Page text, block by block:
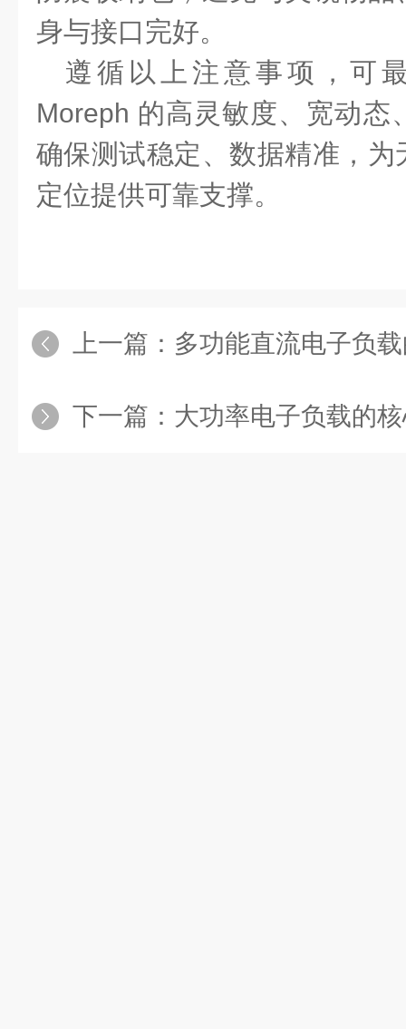
身与接口完好。
遵循以上注意事项，可
Moreph 的高灵敏度、宽动态
确保测试稳定、数据精准，
定位提供可靠支撑。
上一篇： 多功能直流电子负载的
下一篇： 大功率电子负载的